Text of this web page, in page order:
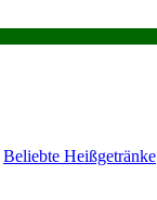
Beliebte Heißgetränke